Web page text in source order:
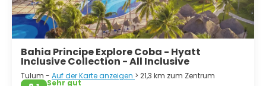
Bahia Principe Explore Coba - Hyatt
Inclusive Collection - All Inclusive
Tulum - Auf der Karte anzeigen > 21,3 km zum Zentrum
Sehr gut